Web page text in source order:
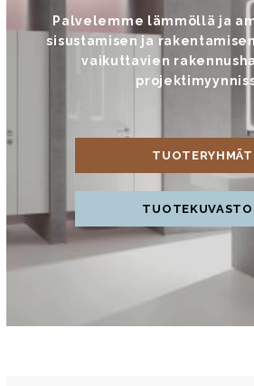
Palvelemme lämmöllä ja
sisustamisen ja
vaikuttavien
TUOTERYHMÄT